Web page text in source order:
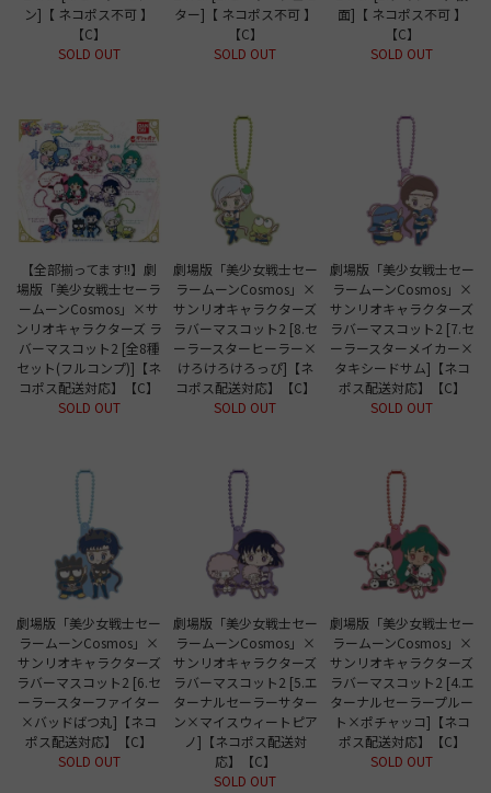
ン]【 ネコポス不可 】
【C】
SOLD OUT
ター]【 ネコポス不可 】
【C】
SOLD OUT
面]【 ネコポス不可 】
【C】
SOLD OUT
【全部揃ってます!!】劇
場版「美少女戦士セーラ
ームーンCosmos」×サ
ンリオキャラクターズ ラ
バーマスコット2 [全8種
セット(フルコンプ)]【ネ
コポス配送対応】【C】
SOLD OUT
劇場版「美少女戦士セー
ラームーンCosmos」×
サンリオキャラクターズ
ラバーマスコット2 [8.セ
ーラースターヒーラー×
けろけろけろっぴ]【ネ
コポス配送対応】【C】
SOLD OUT
劇場版「美少女戦士セー
ラームーンCosmos」×
サンリオキャラクターズ
ラバーマスコット2 [7.セ
ーラースターメイカー×
タキシードサム]【ネコ
ポス配送対応】【C】
SOLD OUT
劇場版「美少女戦士セー
ラームーンCosmos」×
サンリオキャラクターズ
ラバーマスコット2 [6.セ
ーラースターファイター
×バッドばつ丸]【ネコ
ポス配送対応】【C】
SOLD OUT
劇場版「美少女戦士セー
ラームーンCosmos」×
サンリオキャラクターズ
ラバーマスコット2 [5.エ
ターナルセーラーサター
ン×マイスウィートピア
ノ]【ネコポス配送対
応】【C】
SOLD OUT
劇場版「美少女戦士セー
ラームーンCosmos」×
サンリオキャラクターズ
ラバーマスコット2 [4.エ
ターナルセーラープルー
ト×ポチャッコ]【ネコ
ポス配送対応】【C】
SOLD OUT